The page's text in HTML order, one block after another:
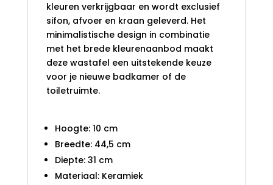
kleuren verkrijgbaar en wordt exclusief
sifon, afvoer en kraan geleverd. Het
minimalistische design in combinatie
met het brede kleurenaanbod maakt
deze wastafel een uitstekende keuze
voor je nieuwe badkamer of de
toiletruimte.
Hoogte: 10 cm
Breedte: 44,5 cm
Diepte: 31 cm
Materiaal: Keramiek